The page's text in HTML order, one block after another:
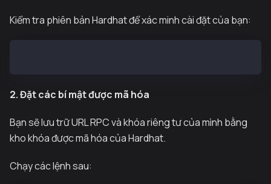
Kiểm tra phiên bản Hardhat để xác minh cài đặt của bạn:
2. Đặt các bí mật được mã hóa
Bạn sẽ lưu trữ URL RPC và khóa riêng tư của mình bằng
kho khóa được mã hóa của Hardhat.
Chạy các lệnh sau: